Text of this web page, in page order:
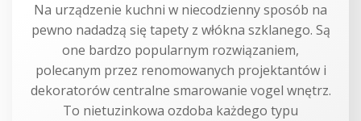
Na urządzenie kuchni w niecodzienny sposób na
pewno nadadzą się tapety z włókna szklanego. Są
one bardzo popularnym rozwiązaniem,
polecanym przez renomowanych projektantów i
dekoratorów centralne smarowanie vogel wnętrz.
To nietuzinkowa ozdoba każdego typu